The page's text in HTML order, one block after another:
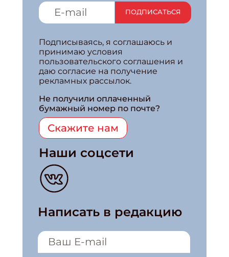
ПОДПИСАТЬСЯ
Подписываясь, я соглашаюсь и
принимаю условия
пользовательского соглашения и
даю согласие на получение
рекламных рассылок.
Не получили оплаченный
бумажный номер по почте?
Скажите нам
Наши соцсети
Написать в редакцию
Подпишись на рассылку